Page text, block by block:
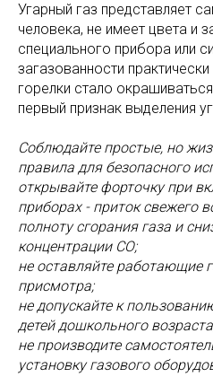
Угарный газ представляет
человека, не имеет цвета и
специального прибора или
загазованности
горелки стало
первый признак выделения
Соблюдайте простые, но
правила для безопасного
открывайте форточку при
приборах - приток свежего
полноту сгорания газа и
концентрации СО;
не оставляйте работающие
присмотра;
не допускайте к
детей дошкольного
не производите
установку газового